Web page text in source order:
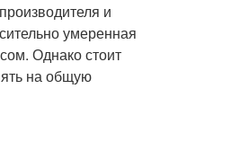
и
умеренная
Однако стоит
на общую